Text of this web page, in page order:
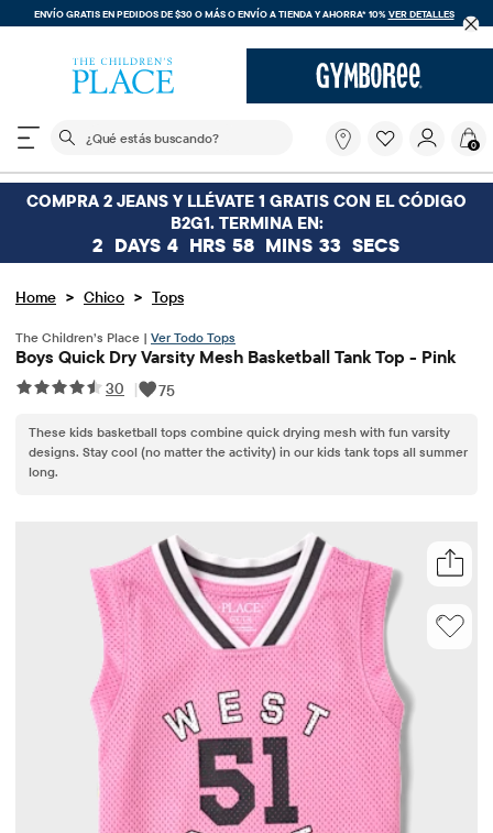
ENVÍO GRATIS EN PEDIDOS DE $30 O MÁS OENVÍO A TIENDA Y AHORRA* 10%VER DETALLES
El siguiente campo de búsqueda filtra las
buscando?
0
COMPRA 2 JEANS Y LLÉVATE 1 GRATIS CON EL CÓDIGO
B2G1. TERMINA EN:
2 DAYS 4 HRS 58 MINS 33 SECS
Home > Chico > Tops
The Children’s Place | Ver Todo Tops
Boys Quick Dry Varsity Mesh Basketball Tank Top - Pink
30 | 75
These kids basketball tops combine quick drying mesh with fun varsity
designs. Stay cool (no matter the activity) in our kids tank tops all summer
long.